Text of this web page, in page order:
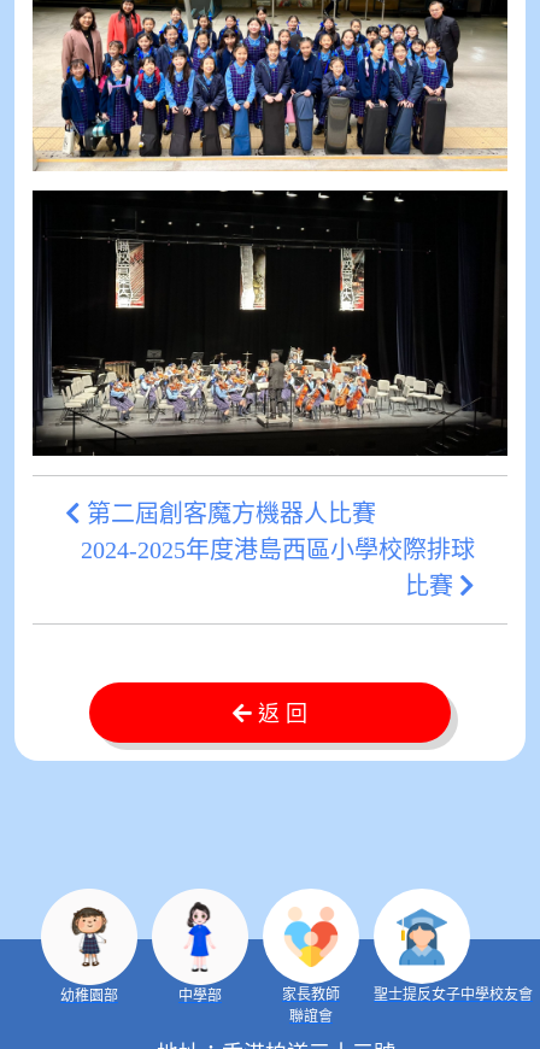
第二屆創客魔方機器人比賽
2024-2025年度港島西區小學校際排球
比賽
返 回
幼稚園部 中學部
家長教師
聯誼會
聖士提反女子中學校友會